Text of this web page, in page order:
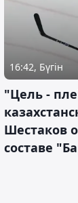
16:42, Бүгін
"Цель -
Шестаков
составе